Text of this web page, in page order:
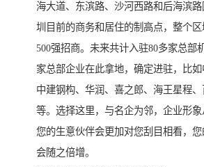
海大道、东滨路、沙河西路和后海滨
圳目前的商务和居住的制高点，整个
500强招商。未来共计入驻80多家总部
家总部企业在此拿地，确定进驻，比如
中建钢构、华润、喜之郎、海王星程
等。选择这里，与名企为邻，企业形象
您的生意伙伴会更加对您刮目相看，
会随之倍增。